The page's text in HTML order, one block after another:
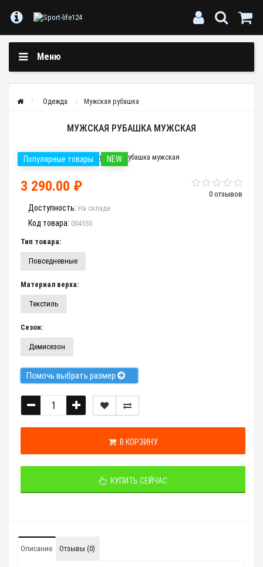
Меню
Одежда Мужская рубашка
МУЖСКАЯ РУБАШКА МУЖСКАЯ
Популярные товары NEW
0 отзывов
3 290.00 ₽
Доступность: На складе
Код товара: 004555
Тип товара:
Повседневные
Материал верха:
Текстиль
Сезон:
Демисезон
Помочь выбрать размер
В КОРЗИНУ
КУПИТЬ СЕЙЧАС
Описание Отзывы (0)